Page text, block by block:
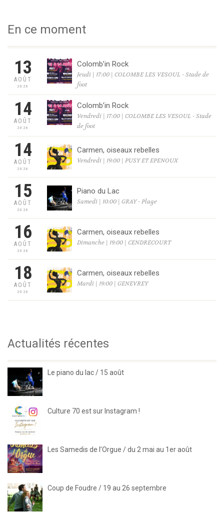
En ce moment
13
AOÛT
2026
Colomb’in Rock
Jeudi | 17:00 | COLOMBE LES VESOUL - Stade de
foot
14
AOÛT
2026
Colomb’in Rock
Vendredi | 17:00 | COLOMBE LES VESOUL - Stade
de foot
14
AOÛT
2026
Carmen, oiseaux rebelles
Vendredi | 19:00 | PUSY ET EPENOUX
15
AOÛT
2026
Piano du Lac
Samedi | 10:00 | GRAY - Plage
16
AOÛT
2026
Carmen, oiseaux rebelles
Dimanche | 19:00 | CENDRECOURT
18
AOÛT
2026
Carmen, oiseaux rebelles
Mardi | 19:00 | GENEVREY
Actualités récentes
Le piano du lac / 15 août
Culture 70 est sur Instagram !
Les Samedis de l’Orgue / du 2 mai au 1er août
Coup de Foudre / 19 au 26 septembre